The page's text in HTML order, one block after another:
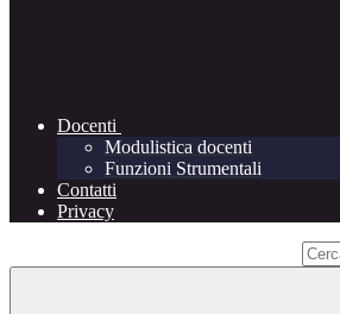
Docenti
Modulistica docenti
Funzioni Strumentali
Contatti
Privacy